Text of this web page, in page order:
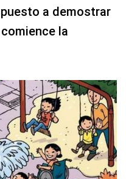
a demostrar
la